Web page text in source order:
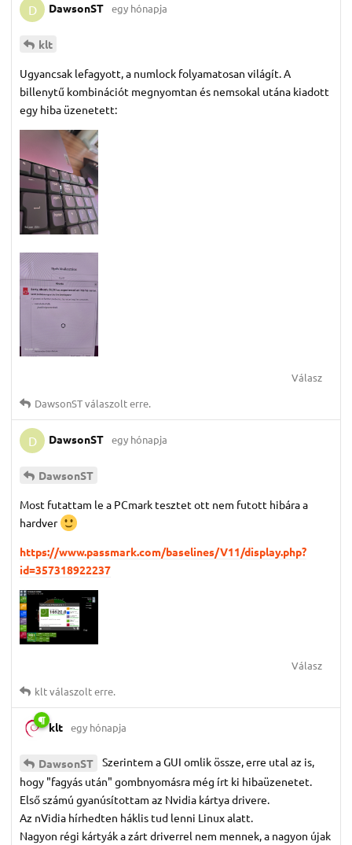
D DawsonST egy hónapja
klt
Ugyancsak lefagyott, a numlock folyamatosan világít. A
billenytű kombinációt megnyomtan és nemsokal utána kiadott
egy hiba üzenetett:
Válasz
DawsonSTválaszolt erre.
D DawsonST egy hónapja
DawsonST
Most futattam le a PCmark tesztet ott nem futott hibára a
hardver
https://www.passmark.com/baselines/V11/display.php?
id=357318922237
Válasz
kltválaszolt erre.
klt egy hónapja
DawsonST
Szerintem a GUI omlik össze, erre utal az is,
hogy "fagyás után" gombnyomásra még írt ki hibaüzenetet.
Első számú gyanúsítottam az Nvidia kártya drivere.
Az nVidia hírhedten háklis tud lenni Linux alatt.
Nagyon régi kártyák a zárt driverrel nem mennek, a nagyon újak